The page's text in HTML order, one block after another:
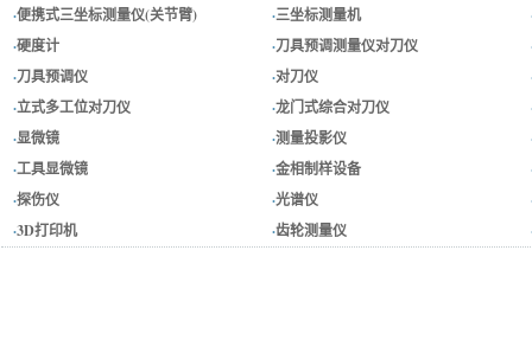
·便携式三坐标测量仪(关节臂) ·三坐标测量机
·硬度计 ·刀具预调测量仪对刀仪
·刀具预调仪 ·对刀仪
·立式多工位对刀仪 ·龙门式综合对刀仪
·显微镜 ·测量投影仪
·工具显微镜 ·金相制样设备
·探伤仪 ·光谱仪
·3D打印机 ·齿轮测量仪